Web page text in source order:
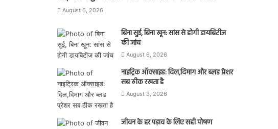
August 6, 2026
बिना सुई, बिना खून: सांस से होगी डायबिटीज
की जांच
August 6, 2026
नाइट्रिक ऑक्साइड: दिल,दिमाग और ब्लड प्रेशर
सब ठीक रखता है
August 3, 2026
जीवन के हर पड़ाव के लिए सही पोषण